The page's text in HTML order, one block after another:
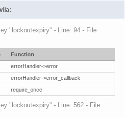
"lockoutexpiry" - Line: 94 - File:
Function
errorHandler->error
errorHandler->error_callback
require_once
"lockoutexpiry" - Line: 562 - File: